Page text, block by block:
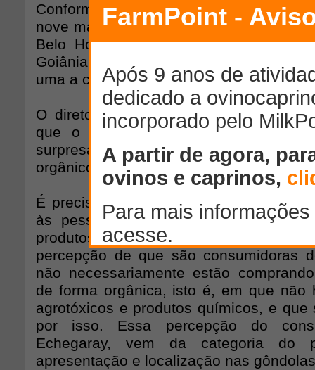
Conforme a pesquisa, um em cada
nove maiores centros do país - São
Belo Horizonte, Recife, Salvador,
Goiânia e Brasília - disse adquirir
uma a cinco vezes por semana.
O diretor da Market Analysis, Fabián
que o resultado ficou acima do
surpresa porque sempre se acreditou
orgânicos] era um nicho", comenta.
É preciso ponderar, no entanto, que o
às pessoas que se identificam como
produtos orgânicos, explica
percepção de que são consumidoras
não necessariamente estão
de forma orgânica, isto é, em que não
agrotóxicos e produtos químicos, e que
por isso. Essa percepção do
Echegaray, vem da categoria do
apresentação e localização nas